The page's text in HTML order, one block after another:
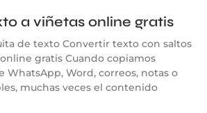
a viñetas online gratis
de texto Convertir texto con saltos
gratis Cuando copiamos
WhatsApp, Word, correos, notas o
muchas veces el contenido